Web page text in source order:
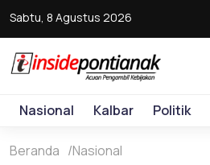
Sabtu, 8 Agustus 2026
Nasional Kalbar Politik
Beranda Nasional